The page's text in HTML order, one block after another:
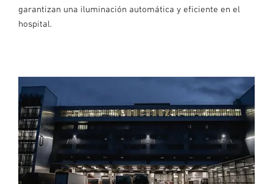
garantizan una iluminación automática y eficiente en el
hospital.